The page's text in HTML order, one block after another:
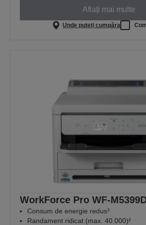
Aflați mai multe
Unde puteți cumpăra
WorkForce Pro WF-
Consum de energie redus³
Randament ridicat (max. 40.000)²